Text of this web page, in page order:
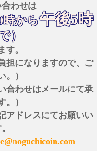
わせは
時から午後5時
）
す。
担になりますので、ご
。）
合わせはメールにて承
。）
アドレスにてお願いい